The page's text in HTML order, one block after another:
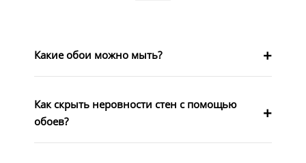
Какие обои можно мыть?
Как скрыть неровности стен с помощью
обоев?